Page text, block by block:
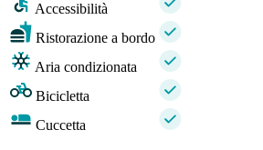
Accessibilità
Ristorazione a bordo
Aria condizionata
Bicicletta
Cuccetta